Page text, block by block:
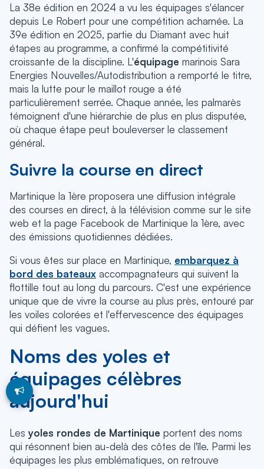
La 38e édition en 2024 a vu les équipages s'élancer
depuis Le Robert pour une compétition acharnée. La
39e édition en 2025, partie du Diamant avec huit
étapes au programme, a confirmé la compétitivité
croissante de la discipline. L'équipage marinois Sara
Energies Nouvelles/Autodistribution a remporté le titre,
mais la lutte pour le maillot rouge a été
particulièrement serrée. Chaque année, les palmarès
témoignent d'une hiérarchie de plus en plus disputée,
où chaque étape peut bouleverser le classement
général.
Suivre la course en direct
Martinique la 1ère proposera une diffusion intégrale
des courses en direct, à la télévision comme sur le site
web et la page Facebook de Martinique la 1ère, avec
des émissions quotidiennes dédiées.
Si vous êtes sur place en Martinique, embarquez à
bord des bateaux accompagnateurs qui suivent la
flottille tout au long du parcours. C'est une expérience
unique que de vivre la course au plus près, entouré par
les voiles colorées et l'effervescence des équipages
qui défient les vagues.
Noms des yoles et
équipages célèbres
aujourd'hui
Les yoles rondes de Martinique portent des noms
qui résonnent bien au-delà des côtes de l'île. Parmi les
équipages les plus emblématiques, on retrouve